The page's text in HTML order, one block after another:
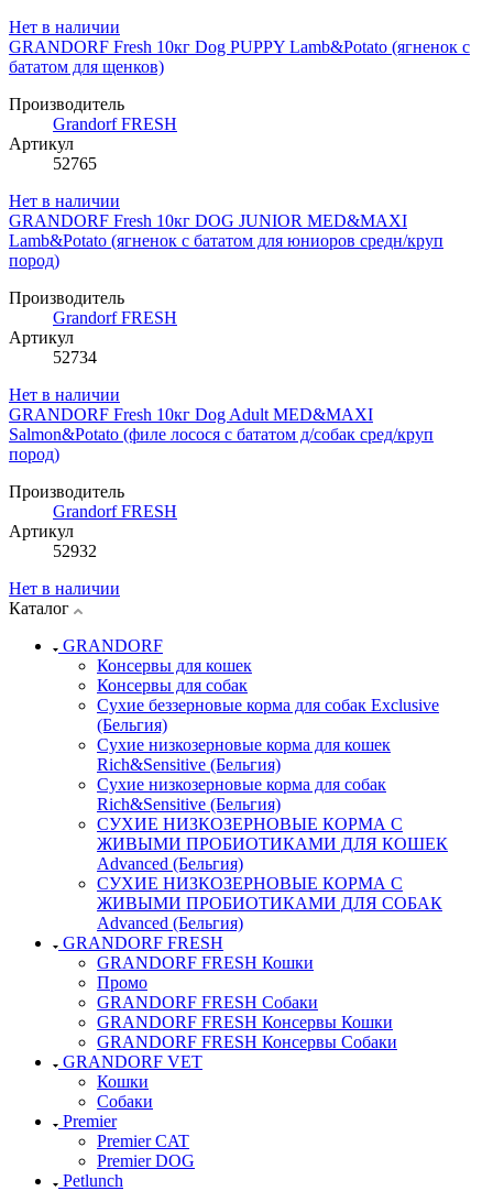
Нет в наличии
GRANDORF Fresh 10кг Dog PUPPY Lamb&Potato (ягненок с
бататом для щенков)
Производитель
Grandorf FRESH
Артикул
52765
Нет в наличии
GRANDORF Fresh 10кг DOG JUNIOR MED&MAXI
Lamb&Potato (ягненок с бататом для юниоров средн/круп
пород)
Производитель
Grandorf FRESH
Артикул
52734
Нет в наличии
GRANDORF Fresh 10кг Dog Adult MED&MAXI
Salmon&Potato (филе лосося с бататом д/собак сред/круп
пород)
Производитель
Grandorf FRESH
Артикул
52932
Нет в наличии
Каталог
GRANDORF
Консервы для кошек
Консервы для собак
Сухие беззерновые корма для собак Exclusive
(Бельгия)
Сухие низкозерновые корма для кошек
Rich&Sensitive (Бельгия)
Сухие низкозерновые корма для собак
Rich&Sensitive (Бельгия)
СУХИЕ НИЗКОЗЕРНОВЫЕ КОРМА С
ЖИВЫМИ ПРОБИОТИКАМИ ДЛЯ КОШЕК
Advanced (Бельгия)
СУХИЕ НИЗКОЗЕРНОВЫЕ КОРМА С
ЖИВЫМИ ПРОБИОТИКАМИ ДЛЯ СОБАК
Advanced (Бельгия)
GRANDORF FRESH
GRANDORF FRESH Кошки
Промо
GRANDORF FRESH Собаки
GRANDORF FRESH Консервы Кошки
GRANDORF FRESH Консервы Собаки
GRANDORF VET
Кошки
Собаки
Premier
Premier CAT
Premier DOG
Petlunch